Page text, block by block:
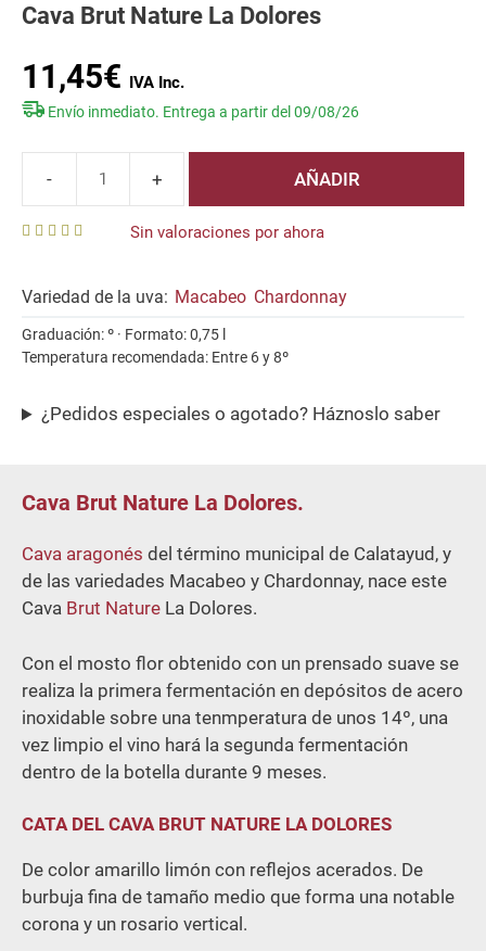
Cava Brut Nature La Dolores
u
t
f
5
Sin valoraciones por ahora
11,45€
Envío inmediato. Entrega a partir del 09/08/26
Nature
Dolores
cantidad
AÑADIR
Variedad de la uva: Macabeo Chardonnay
Graduación: º · Formato: 0,75 l
Temperatura recomendada: Entre 6 y 8º
¿Pedidos especiales o agotado? Háznoslo saber
Cava Brut Nature La Dolores.
Cava aragonés del término municipal de Calatayud, y
de las variedades Macabeo y Chardonnay, nace este
Cava Brut Nature La Dolores.
Con el mosto flor obtenido con un prensado suave se
realiza la primera fermentación en depósitos de acero
inoxidable sobre una tenmperatura de unos 14º, una
vez limpio el vino hará la segunda fermentación
dentro de la botella durante 9 meses.
CATA DEL CAVA BRUT NATURE LA DOLORES
De color amarillo limón con reflejos acerados. De
burbuja fina de tamaño medio que forma una notable
corona y un rosario vertical.